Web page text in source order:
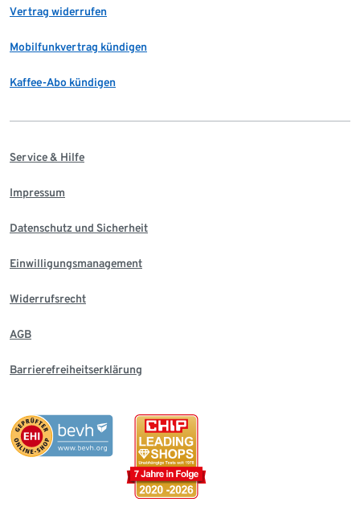
Vertrag widerrufen
Mobilfunkvertrag kündigen
Kaffee-Abo kündigen
Service & Hilfe
Impressum
Datenschutz und Sicherheit
Einwilligungsmanagement
Widerrufsrecht
AGB
Barrierefreiheitserklärung